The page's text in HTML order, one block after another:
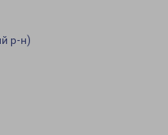
р-н)